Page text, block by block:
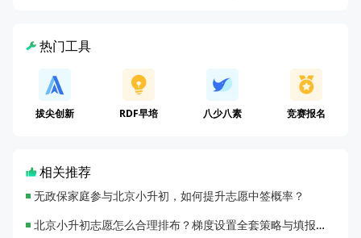
热门工具
拔尖创新 RDF早培 八少八素 竞赛报名
相关推荐
无政保家庭参与北京小升初，如何提升志愿中签概率？
北京小升初志愿怎么合理排布？梯度设置全套策略与填报避坑指南